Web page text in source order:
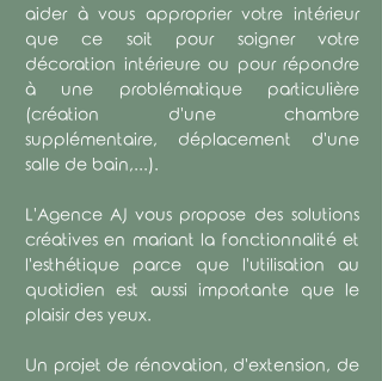
aider à vous approprier votre intérieur
que ce soit pour soigner votre
décoration intérieure ou pour répondre
à une problématique particulière
(création d'une chambre
supplémentaire, déplacement d'une
salle de bain,...).
L'Agence AJ vous propose des solutions
créatives en mariant la fonctionnalité et
l'esthétique parce que l'utilisation au
quotidien est aussi importante que le
plaisir des yeux.
Un projet de rénovation, d'extension, de